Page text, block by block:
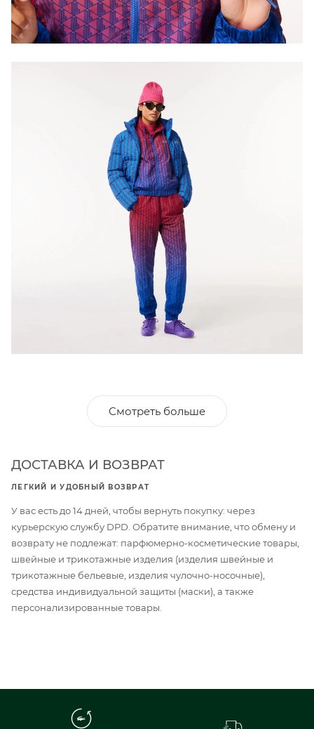
Смотреть больше
ДОСТАВКА И ВОЗВРАТ
ЛЕГКИЙ И УДОБНЫЙ ВОЗВРАТ
У вас есть до 14 дней, чтобы вернуть покупку: через
курьерскую службу DPD. Обратите внимание, что обмену и
возврату не подлежат: парфюмерно-косметические товары,
швейные и трикотажные изделия (изделия швейные и
трикотажные бельевые, изделия чулочно-носочные),
средства индивидуальной защиты (маски), а также
персонализированные товары.